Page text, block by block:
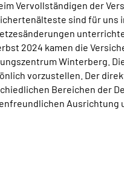
Vervollständigen der
sind für uns
2024 kamen die
Winterberg.
vorzustellen. Der
Bereichen der
Ausrichtung